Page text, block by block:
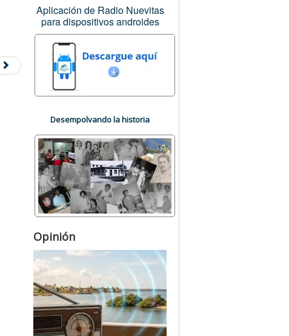
Aplicación de Radio Nuevitas
para dispositivos androides
Desempolvando la historia
Opinión